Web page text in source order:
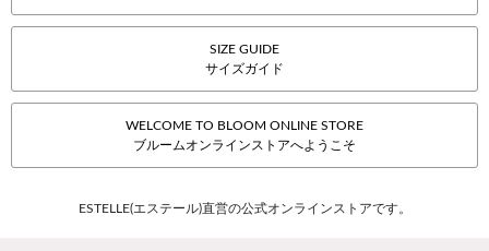
SIZE GUIDE
サイズガイド
WELCOME TO BLOOM ONLINE STORE
ブルームオンラインストアへようこそ
ESTELLE(エステール)直営の公式オンラインストアです。